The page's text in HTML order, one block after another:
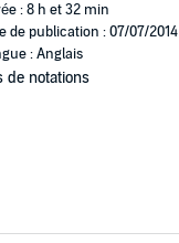
: 8 h et 32 min
de publication : 07/07/2014
: Anglais
de notations